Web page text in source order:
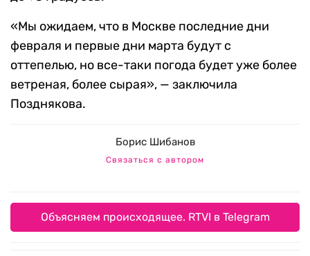
«Мы ожидаем, что в Москве последние дни
февраля и первые дни марта будут с
оттепелью, но все-таки погода будет уже более
ветреная, более сырая», — заключила
Позднякова.
Борис Шибанов
Связаться с автором
Объясняем происходящее. RTVI в Telegram